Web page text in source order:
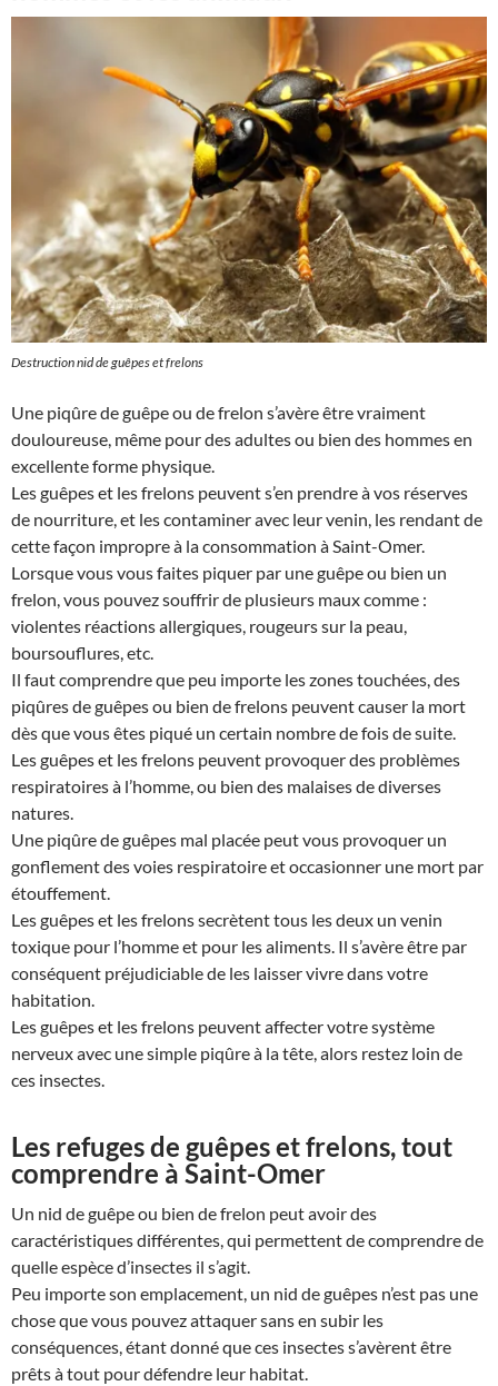
Destruction nid de guêpes et frelons
Une piqûre de guêpe ou de frelon s’avère être vraiment
douloureuse, même pour des adultes ou bien des hommes en
excellente forme physique.
Les guêpes et les frelons peuvent s’en prendre à vos réserves
de nourriture, et les contaminer avec leur venin, les rendant de
cette façon impropre à la consommation à Saint-Omer.
Lorsque vous vous faites piquer par une guêpe ou bien un
frelon, vous pouvez souffrir de plusieurs maux comme :
violentes réactions allergiques, rougeurs sur la peau,
boursouflures, etc.
Il faut comprendre que peu importe les zones touchées, des
piqûres de guêpes ou bien de frelons peuvent causer la mort
dès que vous êtes piqué un certain nombre de fois de suite.
Les guêpes et les frelons peuvent provoquer des problèmes
respiratoires à l’homme, ou bien des malaises de diverses
natures.
Une piqûre de guêpes mal placée peut vous provoquer un
gonflement des voies respiratoire et occasionner une mort par
étouffement.
Les guêpes et les frelons secrètent tous les deux un venin
toxique pour l’homme et pour les aliments. Il s’avère être par
conséquent préjudiciable de les laisser vivre dans votre
habitation.
Les guêpes et les frelons peuvent affecter votre système
nerveux avec une simple piqûre à la tête, alors restez loin de
ces insectes.
Les refuges de guêpes et frelons, tout
comprendre à Saint-Omer
Un nid de guêpe ou bien de frelon peut avoir des
caractéristiques différentes, qui permettent de comprendre de
quelle espèce d’insectes il s’agit.
Peu importe son emplacement, un nid de guêpes n’est pas une
chose que vous pouvez attaquer sans en subir les
conséquences, étant donné que ces insectes s’avèrent être
prêts à tout pour défendre leur habitat.